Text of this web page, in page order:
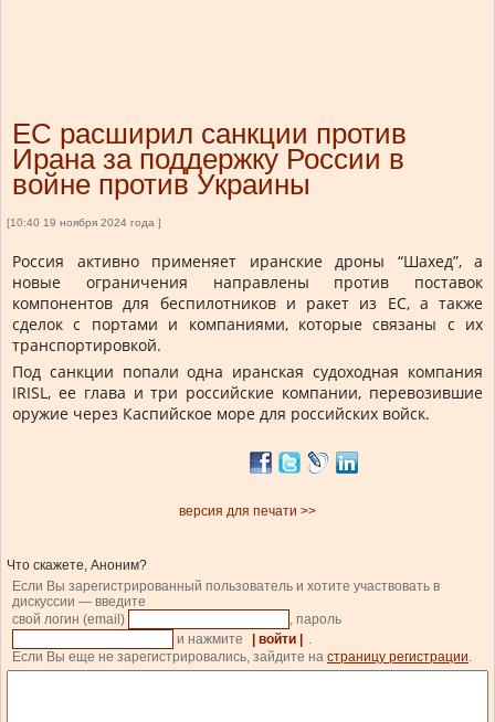
ЕС расширил санкции против
Ирана за поддержку России в
войне против Украины
[10:40 19 ноября 2024 года ]
Россия активно применяет иранские дроны “Шахед”, а
новые ограничения направлены против поставок
компонентов для беспилотников и ракет из ЕС, а также
сделок с портами и компаниями, которые связаны с их
транспортировкой.
Под санкции попали одна иранская судоходная компания
IRISL, ее глава и три российские компании, перевозившие
оружие через Каспийское море для российских войск.
версия для печати >>
Что скажете, Аноним?
Если Вы зарегистрированный пользователь и хотите участвовать в
дискуссии — введите
свой логин (email)
, пароль
и нажмите
| войти |
.
Если Вы еще не зарегистрировались, зайдите на страницу регистрации.